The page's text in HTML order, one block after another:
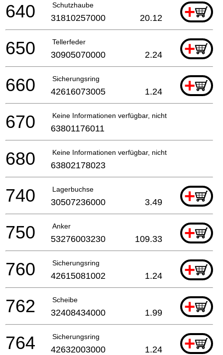
Schutzhaube +
640 31810257000 20.12
Tellerfeder +
650 30905070000 2.24
Sicherungsring +
660 42616073005 1.24
Keine Informationen verfügbar, nicht bestellbar
670 63801176011
Keine Informationen verfügbar, nicht bestellbar
680 63802178023
Lagerbuchse +
740 30507236000 3.49
Anker +
750 53276003230 109.33
Sicherungsring +
760 42615081002 1.24
Scheibe +
762 32408434000 1.99
Sicherungsring +
764 42632003000 1.24